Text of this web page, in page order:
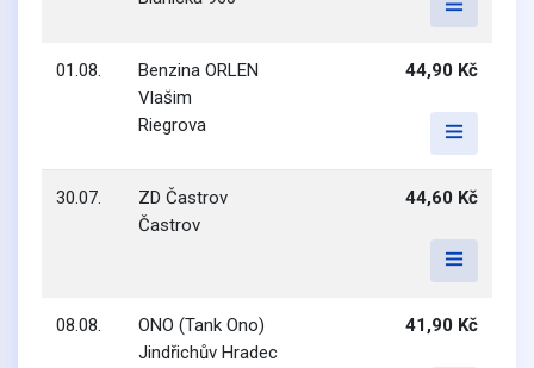
01.08.
Benzina ORLEN
Vlašim
Riegrova
44,90 Kč
30.07.
ZD Častrov
Častrov
44,60 Kč
08.08.
ONO (Tank Ono)
Jindřichův Hradec
41,90 Kč